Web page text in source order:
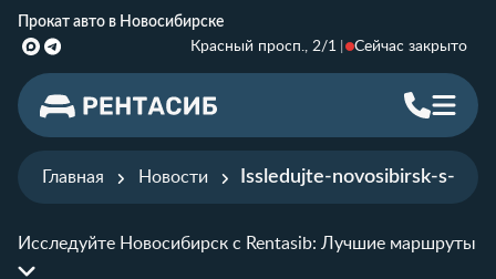
Прокат авто в Новосибирске
Красный просп., 2/1
Сейчас закрыто
Главная Новости Issledujte-novosibirsk-s-
Исследуйте Новосибирск с Rentasib: Лучшие маршруты